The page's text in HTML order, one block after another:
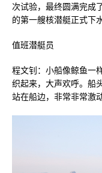
次试验，最终圆满完成
的第一艘核潜艇正式下水
值班潜艇员
程文钊：小船像鲸鱼一
织起来，大声欢呼。船
站在船边，非常非常激